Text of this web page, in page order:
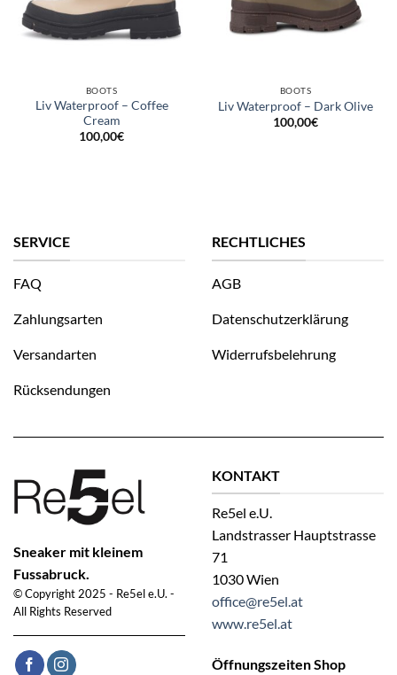
BOOTS
Liv Waterproof – Coffee
Cream
100,00€
BOOTS
Liv Waterproof – Dark Olive
100,00€
Sneaker mit kleinem
Fussabruck.
© Copyright 2025 - Re5el e.U. -
All Rights Reserved
SERVICE
FAQ
Zahlungsarten
Versandarten
Rücksendungen
RECHTLICHES
AGB
Datenschutzerklärung
Widerrufsbelehrung
KONTAKT
Re5el e.U.
Landstrasser Hauptstrasse
71
1030 Wien
office@re5el.at
www.re5el.at
Öffnungszeiten Shop